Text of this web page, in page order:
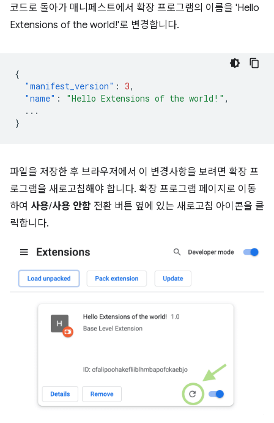
코드로 돌아가 매니페스트에서 확장 프로그램의 이름을 'Hello
Extensions of the world!'로 변경합니다.
{
"manifest_version" : 3,
"name" : "Hello Extensions of the world!" ,
...
}
파일을 저장한 후 브라우저에서 이 변경사항을 보려면 확장 프
로그램을 새로고침해야 합니다. 확장 프로그램 페이지로 이동
하여 사용/사용 안함 전환 버튼 옆에 있는 새로고침 아이콘을 클
릭합니다.